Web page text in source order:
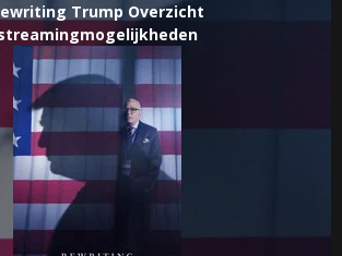
Trump Overzicht